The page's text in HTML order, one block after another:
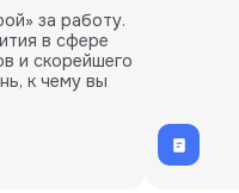
за работу.
в сфере
и скорейшего
к чему вы